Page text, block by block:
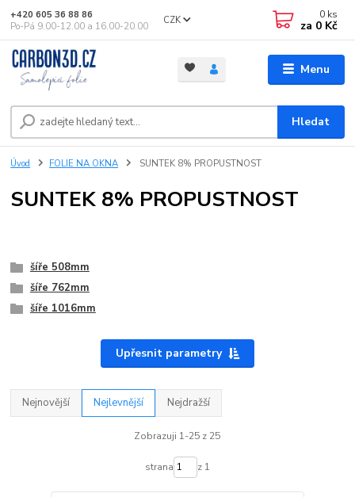
Menu
CZK
Hledat
+420 605 36 88 86
Po-Pá 9.00-12.00 a 16.00-20.00
0 ks
za 0 Kč
Úvod FOLIE NA OKNA SUNTEK 8% PROPUSTNOST
SUNTEK 8% PROPUSTNOST
šíře 508mm
šíře 762mm
šíře 1016mm
Upřesnit parametry
Nejnovější Nejlevnější Nejdražší
Zobrazuji 1-25 z 25
strana z 1